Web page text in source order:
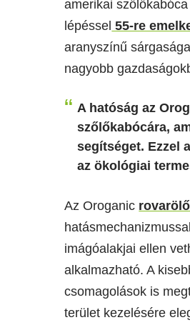
amerikai
lépéssel 55-re
aranyszínű
nagyobb
A hatóság az
szőlőkabócára,
segítséget. Ezzel
az ökológiai
Az Oroganic
imágóalakjai ellen
alkalmazható. A
csomagolások is
terület kezelésére